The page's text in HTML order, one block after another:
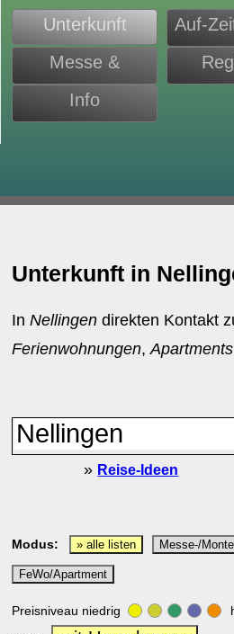
Unterkunft
Auf-
Messe &
Monteure
Info
Unterkunft in
InNellingen direkten Kontakt
Ferienwohnungen,Apartments
» Reise-Ideen
Modus: » alle listen Messe-/
FeWo/Apartment
Preisniveau niedrig